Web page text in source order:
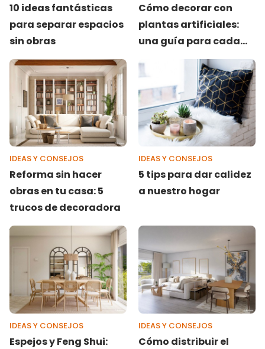
10 ideas fantásticas
para separar espacios
sin obras
Cómo decorar con
plantas artificiales:
una guía para cada
IDEAS Y CONSEJOS
Reforma sin hacer
obras en tu casa: 5
trucos de decoradora
IDEAS Y CONSEJOS
5 tips para dar calidez
a nuestro hogar
IDEAS Y CONSEJOS
Espejos y Feng Shui:
IDEAS Y CONSEJOS
Cómo distribuir el